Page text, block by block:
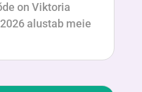
on Viktoria
alustab meie